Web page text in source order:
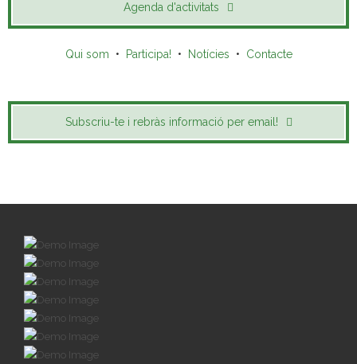
Agenda d'activitats
Qui som • Participa! • Notícies • Contacte
Subscriu-te i rebràs informació per email!